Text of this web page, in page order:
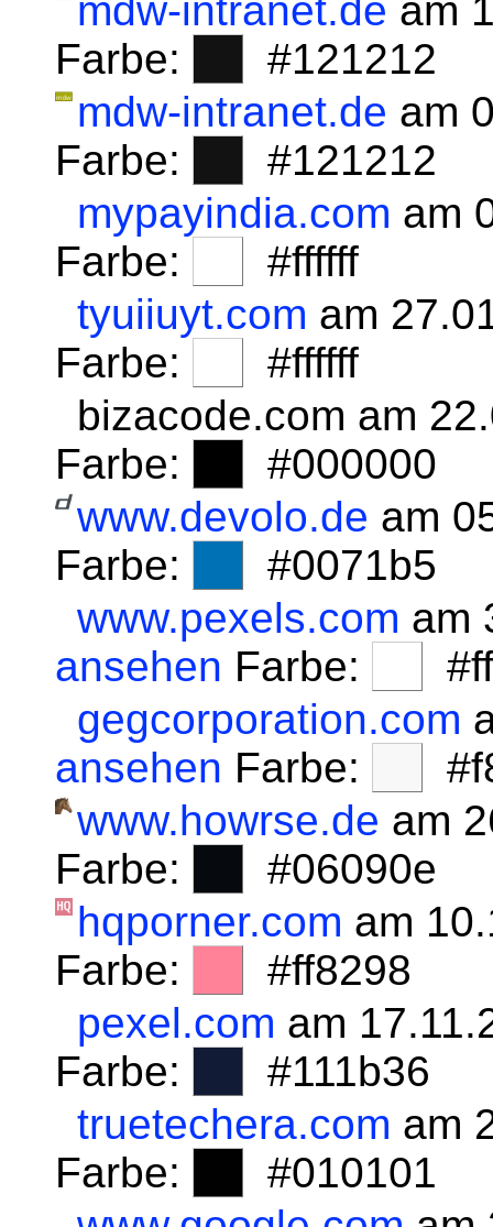
mdw-intranet.de am
Farbe:
#121212
mdw-intranet.de am
Farbe:
#121212
mypayindia.com am
Farbe:
#ffffff
tyuiiuyt.com am
Farbe:
#ffffff
bizacode.com am
Farbe:
#000000
www.devolo.de am
Farbe:
#0071b5
www.pexels.com am
ansehen Farbe:
gegcorporation.com
ansehen Farbe:
www.howrse.de am
Farbe:
#06090e
hqporner.com am
Farbe:
#ff8298
pexel.com am
Farbe:
#111b36
truetechera.com am
Farbe:
#010101